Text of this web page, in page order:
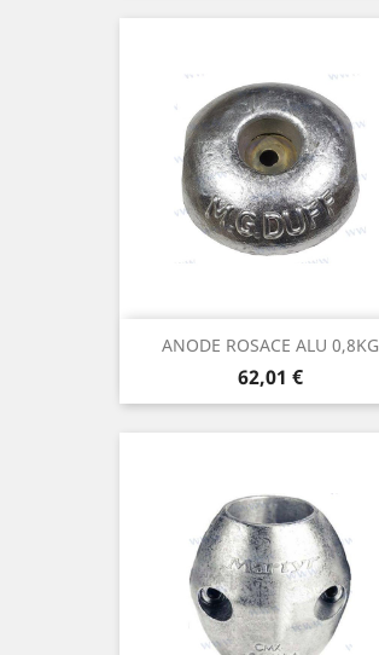
ANODE ROSACE ALU 0,8KG
Prix
62,01 €